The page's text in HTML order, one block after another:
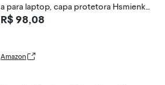
a para laptop, capa protetora Hsmienk
à prova de choque para notebook com
o, Dell Asus Acer, preta
R$ 98,08
Amazon